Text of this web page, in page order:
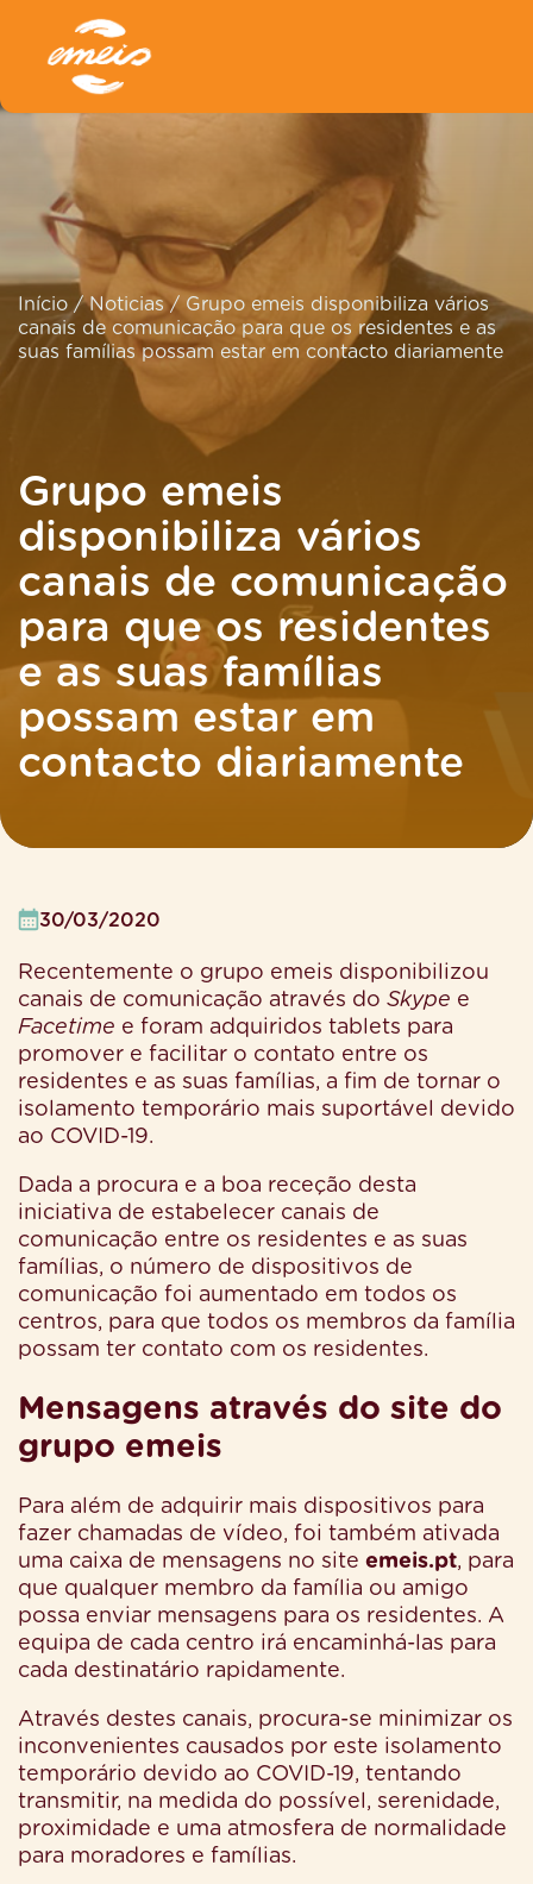
Início /Noticias / Grupo emeis disponibiliza vários
canais de comunicação para que os residentes e as
suas famílias possam estar em contacto diariamente
Grupo emeis
disponibiliza vários
canais de comunicação
para que os residentes
e as suas famílias
possam estar em
contacto diariamente
30/03/2020
Recentemente o grupo emeis disponibilizou
canais de comunicação através do Skype e
Facetime e foram adquiridos tablets para
promover e facilitar o contato entre os
residentes e as suas famílias, a fim de tornar o
isolamento temporário mais suportável devido
ao COVID-19.
Dada a procura e a boa receção desta
iniciativa de estabelecer canais de
comunicação entre os residentes e as suas
famílias, o número de dispositivos de
comunicação foi aumentado em todos os
centros, para que todos os membros da família
possam ter contato com os residentes.
Mensagens através do site do
grupo emeis
Para além de adquirir mais dispositivos para
fazer chamadas de vídeo, foi também ativada
uma caixa de mensagens no site emeis.pt, para
que qualquer membro da família ou amigo
possa enviar mensagens para os residentes. A
equipa de cada centro irá encaminhá-las para
cada destinatário rapidamente.
Através destes canais, procura-se minimizar os
inconvenientes causados por este isolamento
temporário devido ao COVID-19, tentando
transmitir, na medida do possível, serenidade,
proximidade e uma atmosfera de normalidade
para moradores e famílias.